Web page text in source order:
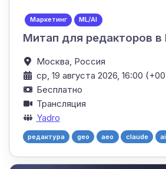
Маркетинг ML/AI
Митап для редакторов в
Москва, Россия
ср, 19 августа 2026, 16:00
Бесплатно
Трансляция
Yadro
редактура geo aeo claude